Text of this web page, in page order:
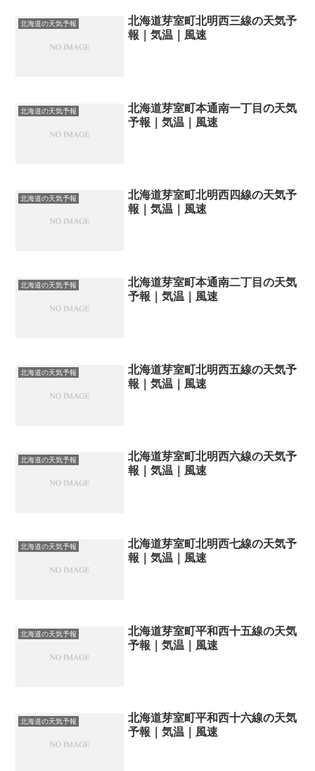
北海道の天気予報
北海道芽室町北明西三線の天気予
報｜気温｜風速
北海道の天気予報
北海道芽室町本通南一丁目の天気
予報｜気温｜風速
北海道の天気予報
北海道芽室町北明西四線の天気予
報｜気温｜風速
北海道の天気予報
北海道芽室町本通南二丁目の天気
予報｜気温｜風速
北海道の天気予報
北海道芽室町北明西五線の天気予
報｜気温｜風速
北海道の天気予報
北海道芽室町北明西六線の天気予
報｜気温｜風速
北海道の天気予報
北海道芽室町北明西七線の天気予
報｜気温｜風速
北海道の天気予報
北海道芽室町平和西十五線の天気
予報｜気温｜風速
北海道の天気予報
北海道芽室町平和西十六線の天気
予報｜気温｜風速